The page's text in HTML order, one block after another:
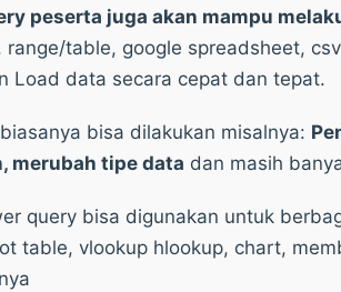
peserta juga akan mampu
range/table, google spreadsheet,
Load data secara cepat dan tepat.
bisa dilakukan misalnya:
merubah tipe data dan masih
query bisa digunakan untuk
table, vlookup hlookup, chart,